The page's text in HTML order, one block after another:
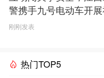
警携手九号电动车开
通安全科普活动
刚刚发表
热门TOP5